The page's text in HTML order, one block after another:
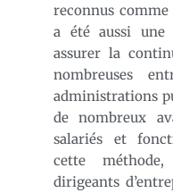
reconnus
a été aussi une
assurer la
nombreuses
administrations
de nombreux
salariés et
cette
dirigeants